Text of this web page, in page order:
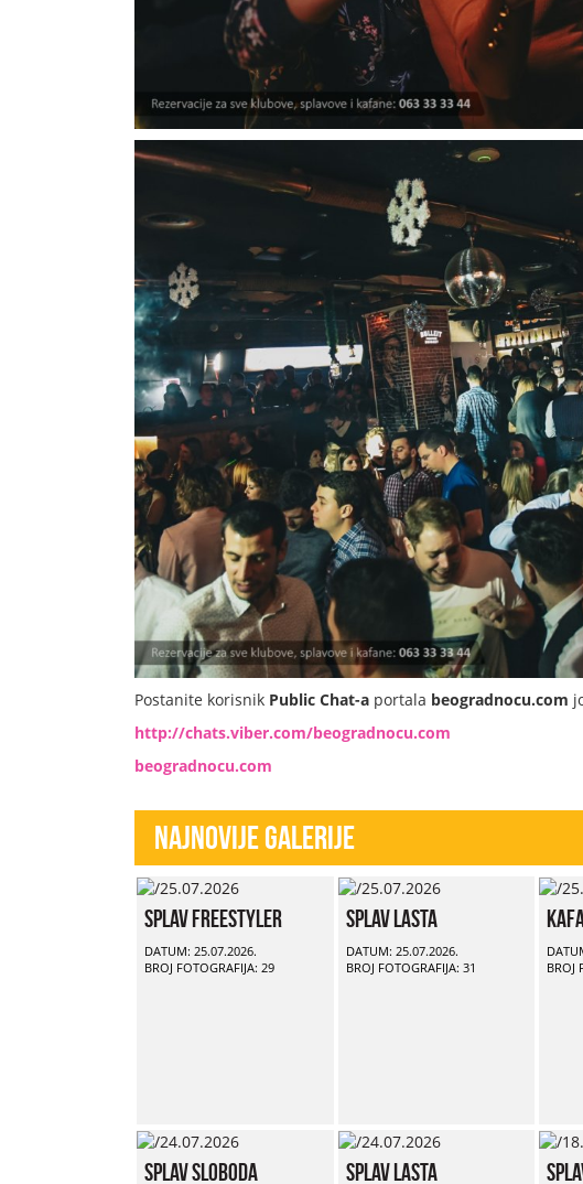
Postanite korisnik Public Chat-a portala beogradnocu.com
http://chats.viber.com/beogradnocu.com
beogradnocu.com
Najnovije Galerije
Splav Freestyler
DATUM: 25.07.2026.
BROJ FOTOGRAFIJA: 29
Splav Lasta
DATUM: 25.07.2026.
BROJ FOTOGRAFIJA: 31
BROJ
Splav Sloboda Splav Lasta